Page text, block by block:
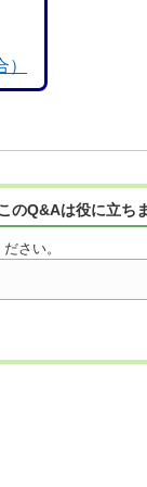
のQ&Aは役に立ち
さい。